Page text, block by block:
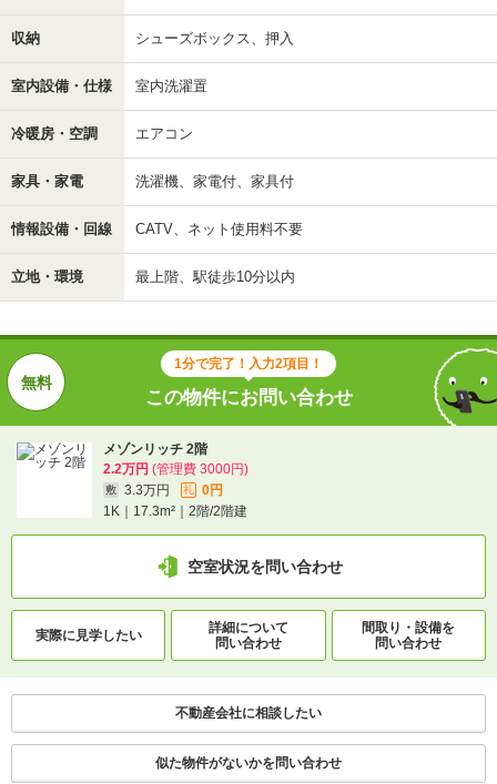
収納 シューズボックス、押入
室内設備・仕様 室内洗濯置
冷暖房・空調 エアコン
家具・家電 洗濯機、家電付、家具付
情報設備・回線 CATV、ネット使用料不要
立地・環境 最上階、駅徒歩10分以内
1分で完了！入力2項目！
この物件にお問い合わせ
メゾンリッチ 2階
2.2万円 (管理費 3000円)
敷 3.3万円 礼
0円
1K｜17.3m²｜2階/2階建
空室状況を問い合わせ
実際に見学したい
詳細について
問い合わせ
間取り・設備を
問い合わせ
不動産会社に相談したい
似た物件がないかを問い合わせ